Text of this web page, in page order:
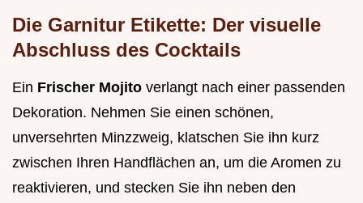
Die Garnitur Etikette: Der visuelle
Abschluss des Cocktails
Ein Frischer Mojito verlangt nach einer passenden
Dekoration. Nehmen Sie einen schönen,
unversehrten Minzzweig, klatschen Sie ihn kurz
zwischen Ihren Handflächen an, um die Aromen zu
reaktivieren, und stecken Sie ihn neben den